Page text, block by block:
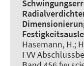
Hasemann, H.;
FVV